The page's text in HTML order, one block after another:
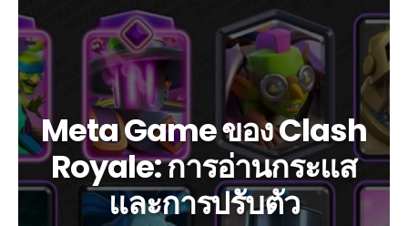
Meta Game ของ Clash
Royale: การอ่านกระแส
และการปรับตัว